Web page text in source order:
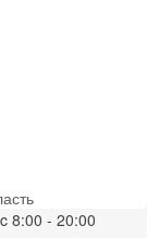
8:00 - 20:00